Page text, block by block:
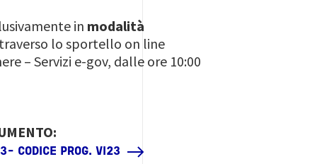
in modalità
lo sportello on line
– Servizi e-gov, dalle ore 10:00
CODICE PROG. VI23